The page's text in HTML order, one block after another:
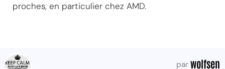
proches, en particulier chez AMD.
par wolfsen